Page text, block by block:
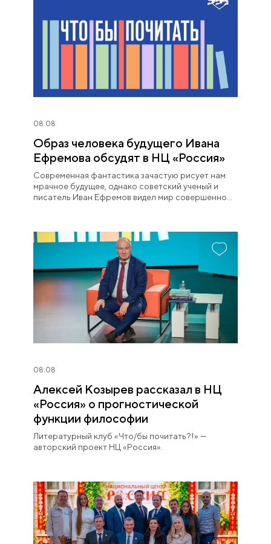
08.08
Образ человека будущего Ивана
Ефремова обсудят в НЦ «Россия»
Современная фантастика зачастую рисует нам
мрачное будущее, однако советский ученый и
писатель Иван Ефремов видел мир совершенно
08.08
Алексей Козырев рассказал в НЦ
«Россия» о прогностической
функции философии
Литературный клуб «Что/бы почитать?!» —
авторский проект НЦ «Россия».